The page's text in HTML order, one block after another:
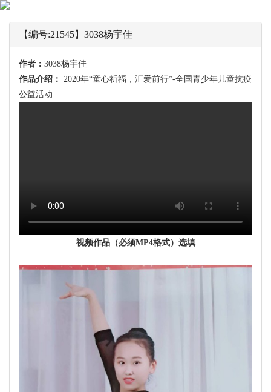
【编号:21545】3038杨宇佳
作者： 3038杨宇佳
作品介绍： 2020年“童心祈福，汇爱前行”-全国青少年儿童抗疫
公益活动
视频作品（必须MP4格式）选填